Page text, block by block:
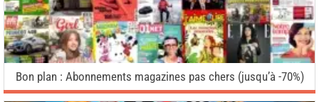
Bon plan : Abonnements magazines pas chers (jusqu’à -70%)